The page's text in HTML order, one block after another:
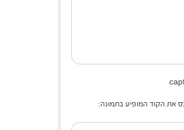
את הקוד המופיע בתמונה: